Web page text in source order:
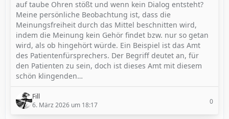
auf taube Ohren stößt und wenn kein Dialog entsteht?
Meine persönliche Beobachtung ist, dass die
Meinungsfreiheit durch das Mittel beschnitten wird,
indem die Meinung kein Gehör findet bzw. nur so getan
wird, als ob hingehört würde. Ein Beispiel ist das Amt
des Patientenfürsprechers. Der Begriff deutet an, für
den Patienten zu sein, doch ist dieses Amt mit diesem
schön klingenden…
Fill
6. März 2026 um 18:17
0